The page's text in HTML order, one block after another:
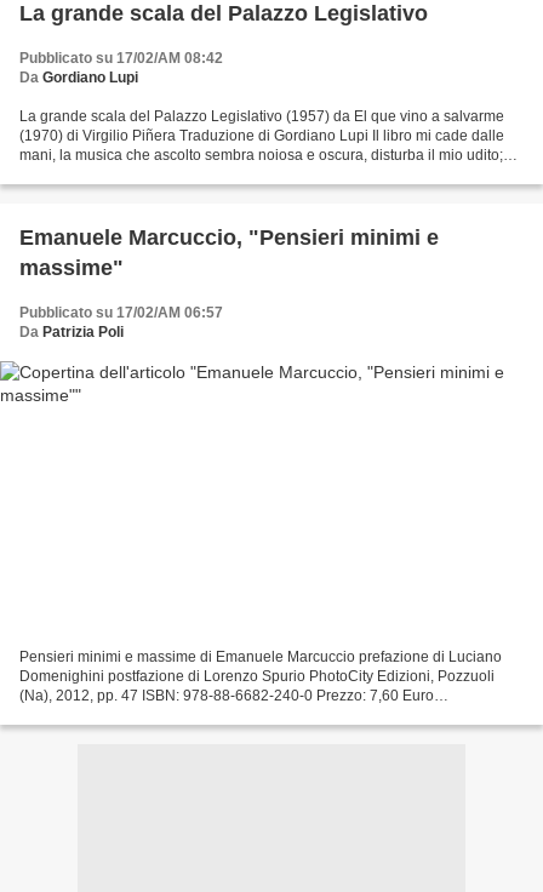
La grande scala del Palazzo Legislativo
Pubblicato su 17/02/AM 08:42
Da Gordiano Lupi
La grande scala del Palazzo Legislativo (1957) da El que vino a salvarme
(1970) di Virgilio Piñera Traduzione di Gordiano Lupi Il libro mi cade dalle
mani, la musica che ascolto sembra noiosa e oscura, disturba il mio udito;
Emanuele Marcuccio, "Pensieri minimi e
massime"
Pubblicato su 17/02/AM 06:57
Da Patrizia Poli
Pensieri minimi e massime di Emanuele Marcuccio prefazione di Luciano
Domenighini postfazione di Lorenzo Spurio PhotoCity Edizioni, Pozzuoli
(Na), 2012, pp. 47 ISBN: 978-88-6682-240-0 Prezzo: 7,60 Euro